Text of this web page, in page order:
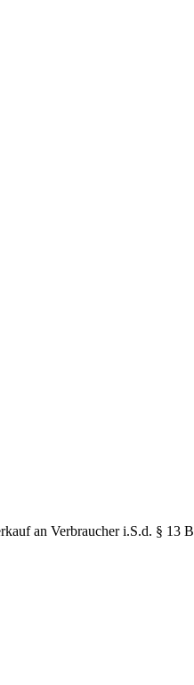
an Verbraucher i.S.d. § 13